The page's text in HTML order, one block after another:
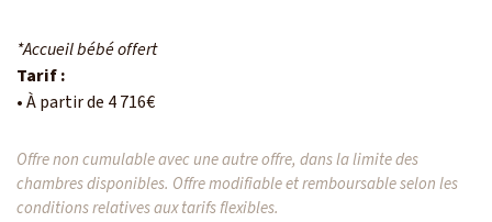
*Accueil bébé offert
Tarif :
• À partir de 4 716€
Offre non cumulable avec une autre offre, dans la limite des
chambres disponibles. Offre modifiable et remboursable selon les
conditions relatives aux tarifs flexibles.